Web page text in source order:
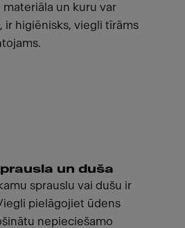
materiāla un kuru var
ir higiēnisks, viegli tīrāms
un duša
sprauslu vai dušu ir
pielāgojiet ūdens
nepieciešamo